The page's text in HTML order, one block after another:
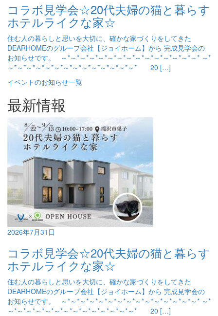
コラボ見学会☆20代夫婦の猫と暮らす
ホテルライクな家☆
住む人の暮らしと思いを大切に、確かな家づくりをしてきた
DEARHOMEのグループ会社【ジョイホーム】から 完成見学会の
お知らせです。 ～*～*～*～*～*～*～*～*～*～*～*～*～*～*～* ～*
～*～*～*～*～*～*～*～*～*～*～*～*～*～* 20 […]
イベントのお知らせ一覧
最新情報
2026年7月31日
コラボ見学会☆20代夫婦の猫と暮らす
ホテルライクな家☆
住む人の暮らしと思いを大切に、確かな家づくりをしてきた
DEARHOMEのグループ会社【ジョイホーム】から 完成見学会の
お知らせです。 ～*～*～*～*～*～*～*～*～*～*～*～*～*～*～* ～*
～*～*～*～*～*～*～*～*～*～*～*～*～*～* 20 […]